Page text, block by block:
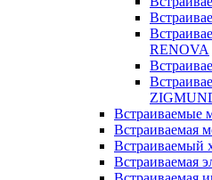
RENOVA
Встраиваемые
Встраиваемая
Встраиваемый
Встраиваемая